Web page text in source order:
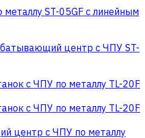
ST-05GF c линейным
центр с ЧПУ ST-
с ЧПУ по металлу TL-20F
с ЧПУ по металлу TL-20F
центр с ЧПУ по металлу